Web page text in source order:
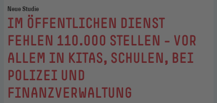
Neue Studie
:
IM ÖFFENTLICHEN DIENST
FEHLEN 110.000 STELLEN – VOR
ALLEM IN KITAS, SCHULEN, BEI
POLIZEI UND
FINANZVERWALTUNG